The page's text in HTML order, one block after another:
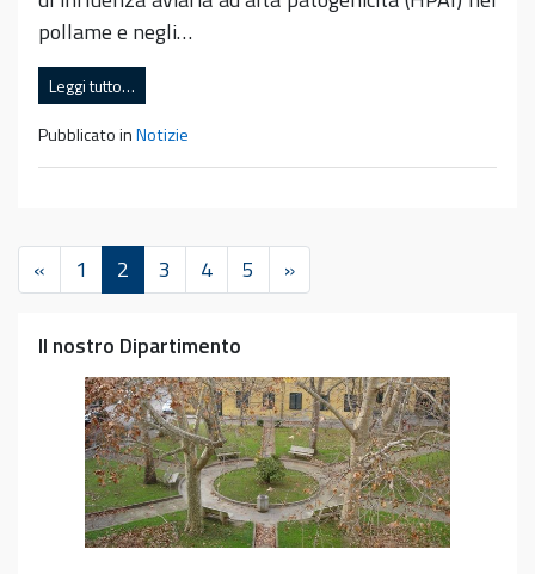
pollame e negli…
Leggi tutto…
Pubblicato inNotizie
« 1 2 3 4 5 »
Il nostro Dipartimento